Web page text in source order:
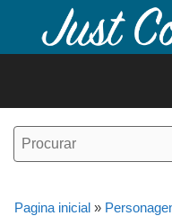
o
Pagina inicial »